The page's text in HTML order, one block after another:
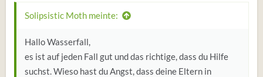
Solipsistic Moth meinte:
Hallo Wasserfall,
es ist auf jeden Fall gut und das richtige, dass du Hilfe
suchst. Wieso hast du Angst, dass deine Eltern in